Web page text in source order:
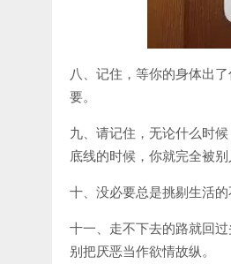
八、记住，等你的身体出
要。
九、请记住，无论什么时
底线的时候，你就完全被别
十、没必要总是挑剔生活
十一、走不下去的路就回
别把厌恶当作欲情故纵。